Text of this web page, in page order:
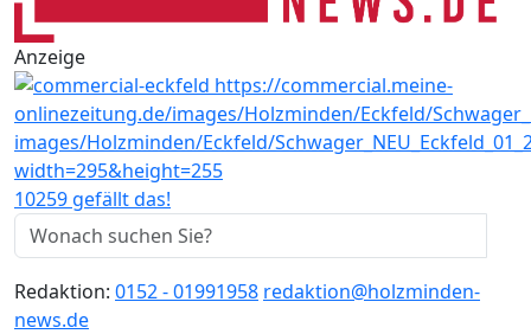
Anzeige
10259 gefällt das!
Redaktion: 0152 - 01991958 redaktion@holzminden-
news.de